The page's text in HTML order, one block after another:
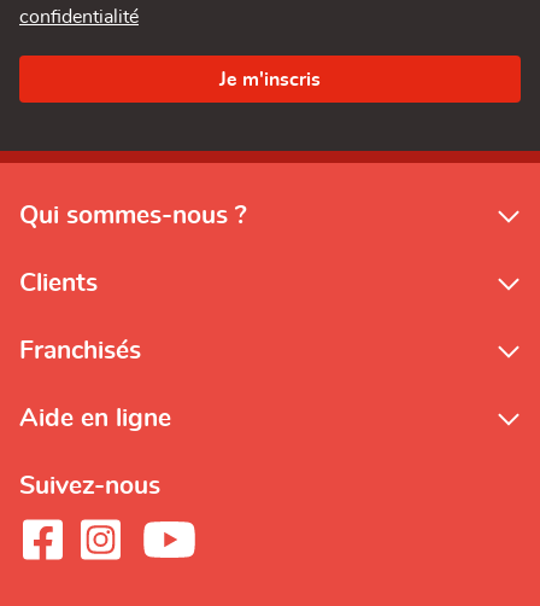
confidentialité
Qui sommes-nous ?
Clients
Franchisés
Aide en ligne
Suivez-nous